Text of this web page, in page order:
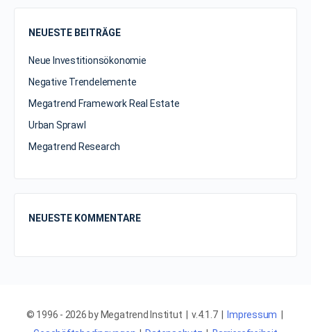
NEUESTE BEITRÄGE
Neue Investitionsökonomie
Negative Trendelemente
Megatrend Framework Real Estate
Urban Sprawl
Megatrend Research
NEUESTE KOMMENTARE
© 1996 - 2026 by Megatrend Institut | v.4.1.7 | Impressum